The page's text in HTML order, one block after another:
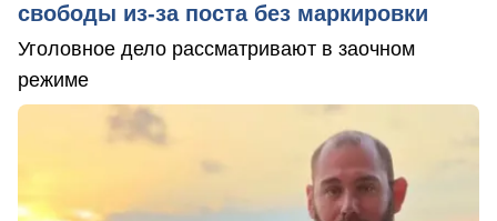
свободы из-за поста без маркировки
Уголовное дело рассматривают в заочном
режиме